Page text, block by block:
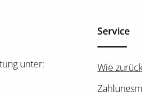
unter:
Service
Wie